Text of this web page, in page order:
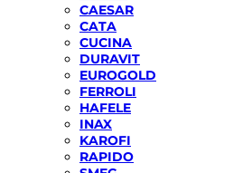
CAESAR
CATA
CUCINA
DURAVIT
EUROGOLD
FERROLI
HAFELE
INAX
KAROFI
RAPIDO